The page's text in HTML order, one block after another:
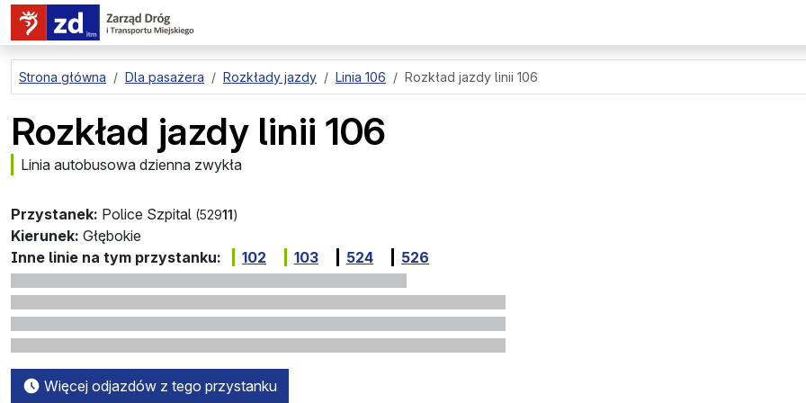
przejdź do treści strony
Strona główna Dla pasażera Rozkłady jazdy Linia 106 Rozkład jazdy linii 106
Rozkład jazdy linii 106
Linia autobusowa dzienna zwykła
Przystanek: Police Szpital (52911)
Kierunek: Głębokie
Inne linie na tym przystanku:
102 103 524 526
Więcej odjazdów z tego przystanku